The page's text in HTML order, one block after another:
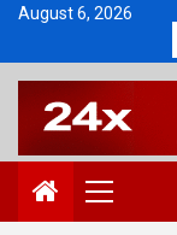
Skip
content
August 6, 2026
Primary
Menu